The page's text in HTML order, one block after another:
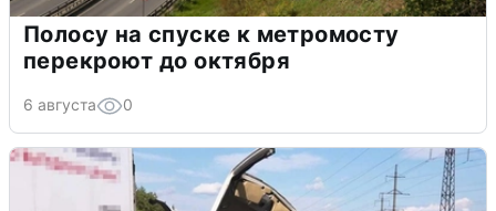
Полосу на спуске к метромосту
перекроют до октября
6 августа 0